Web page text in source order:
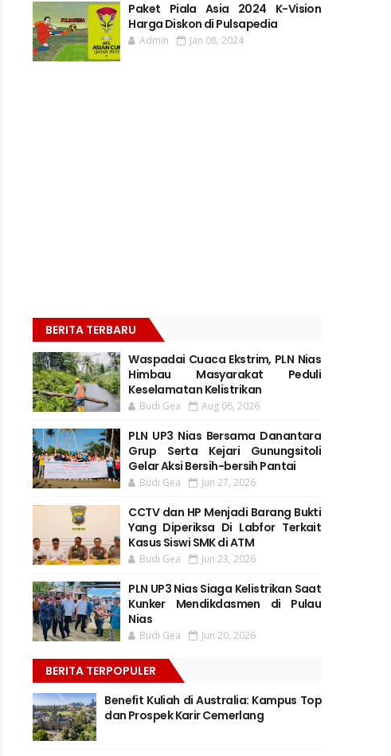
Paket Piala Asia 2024 K-Vision
Harga Diskon di Pulsapedia
Admin Jan 08, 2024
BERITA TERBARU
Waspadai Cuaca Ekstrim, PLN Nias
Himbau Masyarakat Peduli
Keselamatan Kelistrikan
Budi Gea Aug 06, 2026
PLN UP3 Nias Bersama Danantara
Grup Serta Kejari Gunungsitoli
Gelar Aksi Bersih-bersih Pantai
Budi Gea Jun 27, 2026
CCTV dan HP Menjadi Barang Bukti
Yang Diperiksa Di Labfor Terkait
Kasus Siswi SMK di ATM
Budi Gea Jun 23, 2026
PLN UP3 Nias Siaga Kelistrikan Saat
Kunker Mendikdasmen di Pulau
Nias
Budi Gea Jun 20, 2026
BERITA TERPOPULER
Benefit Kuliah di Australia: Kampus Top
dan Prospek Karir Cemerlang